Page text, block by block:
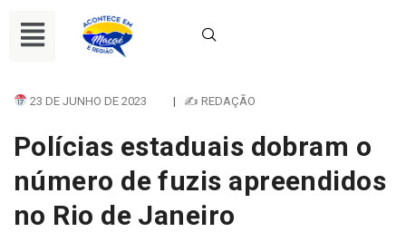
23 DE JUNHO DE 2023 | ✍ REDAÇÃO
Polícias estaduais dobram o
número de fuzis apreendidos
no Rio de Janeiro